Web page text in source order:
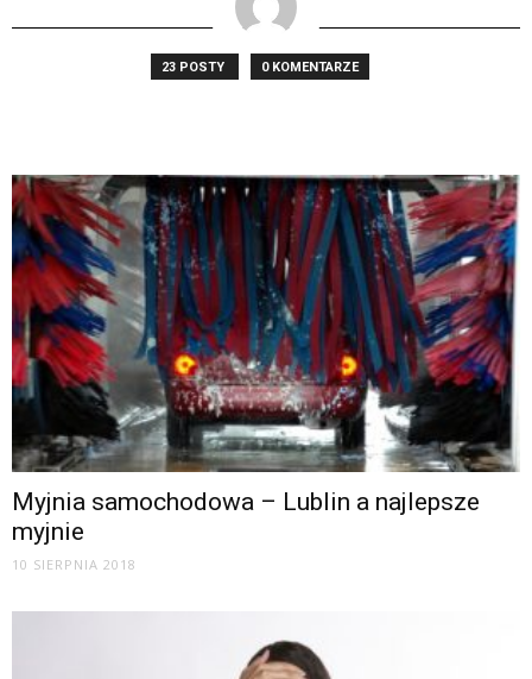
23 POSTY 0 KOMENTARZE
Myjnia samochodowa – Lublin a najlepsze
myjnie
10 SIERPNIA 2018